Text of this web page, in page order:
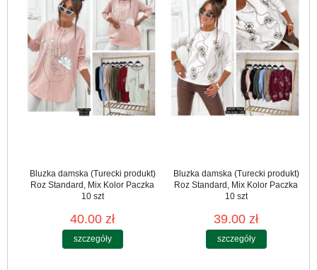
Bluzka damska (Turecki produkt)
Roz Standard, Mix Kolor Paczka
10 szt
40.00 zł
szczegóły
Bluzka damska (Turecki produkt)
Roz Standard, Mix Kolor Paczka
10 szt
39.00 zł
szczegóły